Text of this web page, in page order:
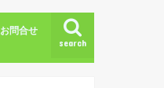
search
お問合せ